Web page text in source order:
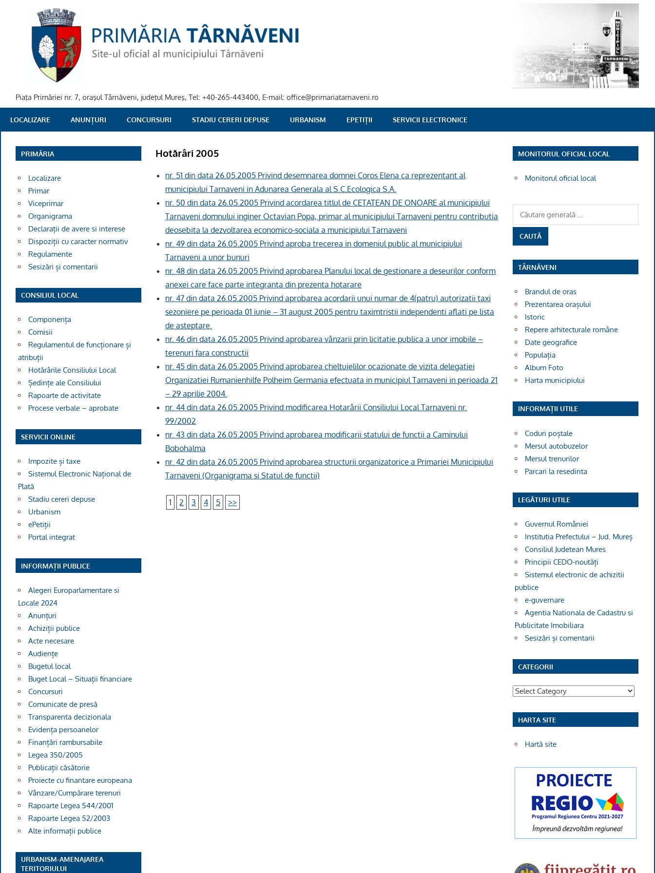
PRIMARIA
TARNAVENI
Piaţa Primăriei nr. 7, oraşul Târnăveni, judeţul Mureş, Tel: +40-265-443400, E-mail: office@primariatarnaveni.ro
LOCALIZARE ANUNȚURI CONCURSURI STADIU CERERI DEPUSE URBANISM EPETIȚII SERVICII ELECTRONICE
Hotărâri 2005
nr. 51 din data 26.05.2005 Privind desemnarea domnei Coros Elena ca reprezentant al
municipiului Tarnaveni in Adunarea Generala al S.C.Ecologica S.A.
nr. 50 din data 26.05.2005 Privind acordarea titlul de CETATEAN DE ONOARE al municipiului
Tarnaveni domnului inginer Octavian Popa, primar al municipiului Tarnaveni pentru contributia
deosebita la dezvoltarea economico-sociala a municipiului Tarnaveni
nr. 49 din data 26.05.2005 Privind aproba trecerea in domeniul public al municipiului
Tarnaveni a unor bunuri
nr. 48 din data 26.05.2005 Privind aprobarea Planului local de gestionare a deseurilor conform
anexei care face parte integranta din prezenta hotarare
nr. 47 din data 26.05.2005 Privind aprobarea acordarii unui numar de 4(patru) autorizatii taxi
sezoniere pe perioada 01 iunie – 31 august 2005 pentru taximtristii independenti aflati pe lista
de asteptare.
nr. 46 din data 26.05.2005 Privind aprobarea vânzarii prin licitatie publica a unor imobile –
terenuri fara constructii
nr. 45 din data 26.05.2005 Privind aprobarea cheltuielilor ocazionate de vizita delegatiei
Organizatiei Rumanienhilfe Polheim Germania efectuata in municipiul Tarnaveni in perioada 21
– 29 aprilie 2004.
nr. 44 din data 26.05.2005 Privind modificarea Hotarârii Consiliului Local Tarnaveni nr.
99/2002
nr. 43 din data 26.05.2005 Privind aprobarea modificarii statului de functii a Caminului
Bobohalma
nr. 42 din data 26.05.2005 Privind aprobarea structurii organizatorice a Primariei Municipiului
Tarnaveni (Organigrama si Statul de functii)
1 2 3 4 5 >>
PRIMĂRIA
Localizare
Primar
Viceprimar
Organigrama
Declarații de avere si interese
Dispoziții cu caracter normativ
Regulamente
Sesizări și comentarii
CONSILIUL LOCAL
Componența
Comisii
Regulamentul de funcționare și
atribuții
Hotărârile Consiliului Local
Ședințe ale Consiliului
Rapoarte de activitate
Procese verbale – aprobate
SERVICII ONLINE
Impozite și taxe
Sistemul Electronic Național de
Plată
Stadiu cereri depuse
Urbanism
ePetiții
Portal integrat
INFORMAȚII PUBLICE
Alegeri Europarlamentare si
Locale 2024
Anunțuri
Achiziții publice
Acte necesare
Audiențe
Bugetul local
Buget Local – Situații financiare
Concursuri
Comunicate de presă
Transparenta decizionala
Evidența persoanelor
Finanțări rambursabile
Legea 350/2005
Publicații căsătorie
Proiecte cu finantare europeana
Vânzare/Cumpărare terenuri
Rapoarte Legea 544/2001
Rapoarte Legea 52/2003
Alte informații publice
URBANISM-AMENAJAREA
TERITORIULUI
MONITORUL OFICIAL LOCAL
Monitorul oficial local
TÂRNĂVENI
Brandul de oras
Prezentarea orașului
Istoric
Repere arhitecturale române
Date geografice
Populația
Album Foto
Harta municipiului
INFORMAȚII UTILE
Coduri poștale
Mersul autobuzelor
Mersul trenurilor
Parcari la resedinta
LEGĂTURI UTILE
Guvernul României
Institutia Prefectului – Jud. Mureș
Consiliul Judetean Mures
Principii CEDO-noutăți
Sistemul electronic de achizitii
publice
e-guvernare
Agentia Nationala de Cadastru si
Publicitate Imobiliara
Sesizări și comentarii
CATEGORII
Categorii
HARTA SITE
Hartă site